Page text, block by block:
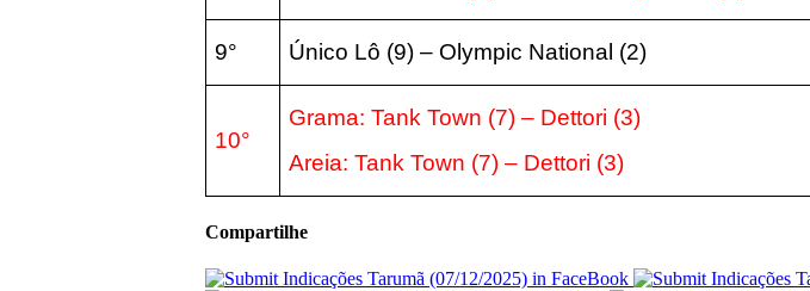
9° Único Lô (9) – Olympic National (2)
10°
Grama: Tank Town (7) – Dettori (3)
Areia:Tank Town (7) – Dettori (3)
Compartilhe